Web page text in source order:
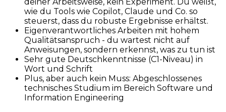
deiner Arbeitsweise, kein Experiment. Du weißt,
wie du Tools wie Copilot, Claude und Co. so
steuerst, dass du robuste Ergebnisse erhältst.
Eigenverantwortliches Arbeiten mit hohem
Qualitätsanspruch - du wartest nicht auf
Anweisungen, sondern erkennst, was zu tun ist
Sehr gute Deutschkenntnisse (C1-Niveau) in
Wort und Schrift
Plus, aber auch kein Muss: Abgeschlossenes
technisches Studium im Bereich Software und
Information Engineering